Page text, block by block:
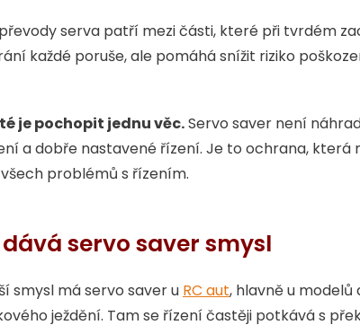
serva patří mezi části, které při tvrdém
každé poruše, ale pomáhá snížit riziko
je pochopit jednu věc.Servo saver není
a dobře nastavené řízení. Je to ochrana,
problémů s řízením.
servo saver smysl
smysl má servo saver u RC aut, hlavně u
ježdění. Tam se řízení častěji potkává s